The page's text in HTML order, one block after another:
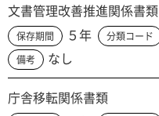
文書管理改善推進関係書類
保存期間 ５年 分類コード
備考 なし
庁舎移転関係書類